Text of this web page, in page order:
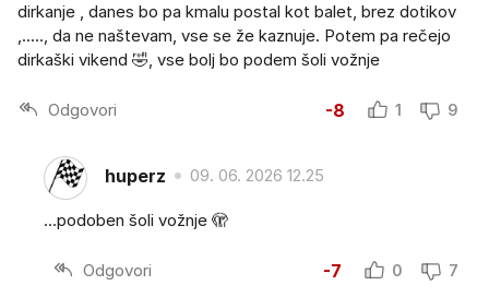
dirkanje , danes bo pa kmalu postal kot balet, brez dotikov
,....., da ne naštevam, vse se že kaznuje. Potem pa rečejo
dirkaški vikend 🤣, vse bolj bo podem šoli vožnje
Odgovori -8 1 9
huperz 09. 06. 2026 12.25
...podoben šoli vožnje 🫣
Odgovori -7 0 7